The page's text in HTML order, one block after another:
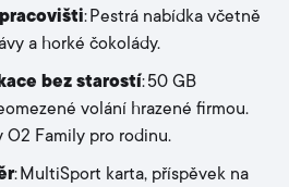
: Pestrá nabídka včetně
a horké čokolády.
bez starostí: 50 GB
volání hrazené firmou.
Family pro rodinu.
: MultiSport karta, příspěvek na